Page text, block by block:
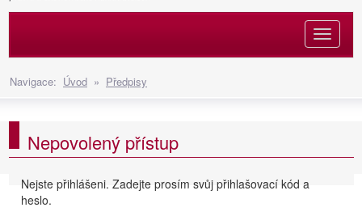
Navigace: Úvod » Předpisy
Nepovolený přístup
Nejste přihlášeni. Zadejte prosím svůj přihlašovací kód a
heslo.